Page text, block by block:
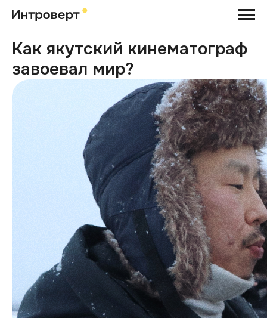
Как якутский кинематограф
завоевал мир?